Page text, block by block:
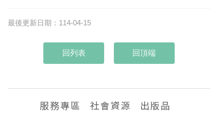
最後更新日期：114-04-15
回頂端
服務專區 社會資源 出版品